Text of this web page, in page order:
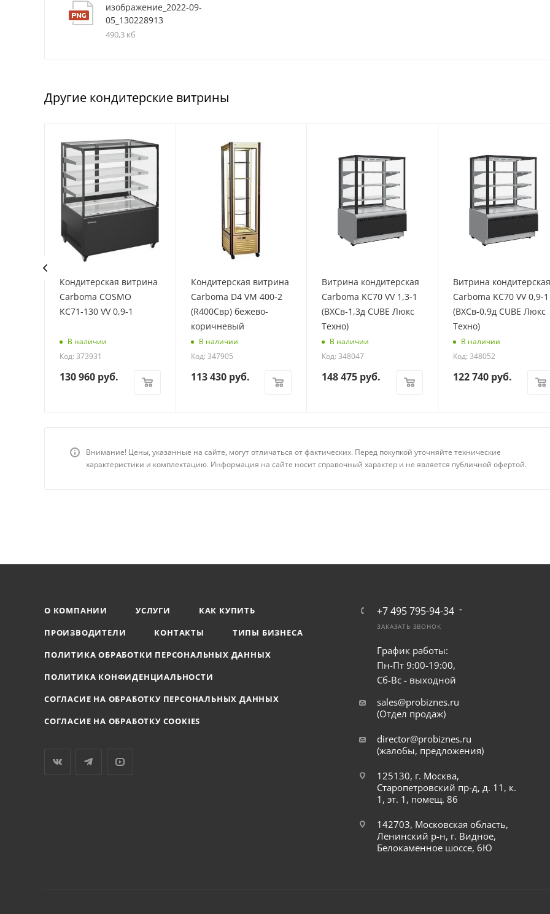
изображение_2022-09-
05_130228913
490,3 кб
Другие кондитерские витрины
Кондитерская витрина
Carboma COSMO
KC71‑130 VV 0,9‑1
В наличии
Код: 373931
130 960руб.
Кондитерская витрина
Carboma D4 VM 400‑2
(R400Cвр) бежево-
коричневый
В наличии
Код: 347905
113 430руб.
Витрина кондитерская
Carboma KC70 VV 1,3-1
(ВХСв-1,3д CUBE Люкс
Техно)
В наличии
Код: 348047
148 475 руб.
Витрина кондитерская
Carboma KC70 VV 0,9-1
(ВХСв-0,9д CUBE Люкс
Техно)
В наличии
Код: 348052
122 740 руб.
Внимание! Цены, указанные на сайте, могут отличаться от фактических. Перед покупкой уточняйте технические
характеристики и комплектацию. Информация на сайте носит справочный характер и не является публичной офертой.
О КОМПАНИИ УСЛУГИ
КАК КУПИТЬ
ПРОИЗВОДИТЕЛИ
КОНТАКТЫ
ТИПЫ БИЗНЕСА
ПОЛИТИКА ОБРАБОТКИ ПЕРСОНАЛЬНЫХ ДАННЫХ
ПОЛИТИКА КОНФИДЕНЦИАЛЬНОСТИ
СОГЛАСИЕ НА ОБРАБОТКУ ПЕРСОНАЛЬНЫХ ДАННЫХ
СОГЛАСИЕ НА ОБРАБОТКУ COOKIES
+7 495 795-94-34
ЗАКАЗАТЬ ЗВОНОК
График работы:
Пн-Пт 9:00-19:00,
Сб-Вс - выходной
sales@probiznes.ru
(Отдел продаж)
director@probiznes.ru
(жалобы, предложения)
125130, г. Москва,
Старопетровский пр-д, д. 11, к.
1, эт. 1, помещ. 86
142703, Московская область,
Ленинский р-н, г. Видное,
Белокаменное шоссе, 6Ю